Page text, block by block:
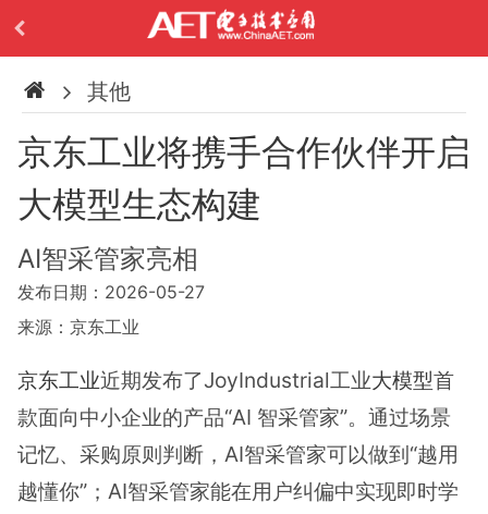
其他
京东工业将携手合作伙伴开启
大模型生态构建
AI智采管家亮相
发布日期：2026-05-27
来源：京东工业
京东工业近期发布了JoyIndustrial工业大模型首
款面向中小企业的产品“AI 智采管家”。通过场景
记忆、采购原则判断，AI智采管家可以做到“越用
越懂你”；AI智采管家能在用户纠偏中实现即时学